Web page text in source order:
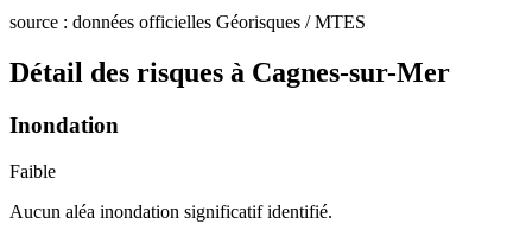
source : données officielles Géorisques / MTES
Détail des risques à Cagnes-sur-Mer
Inondation
Faible
Aucun aléa inondation significatif identifié.